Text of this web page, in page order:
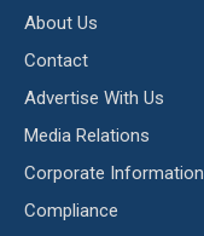
About Us
Contact
Advertise With Us
Media Relations
Corporate Information
Compliance